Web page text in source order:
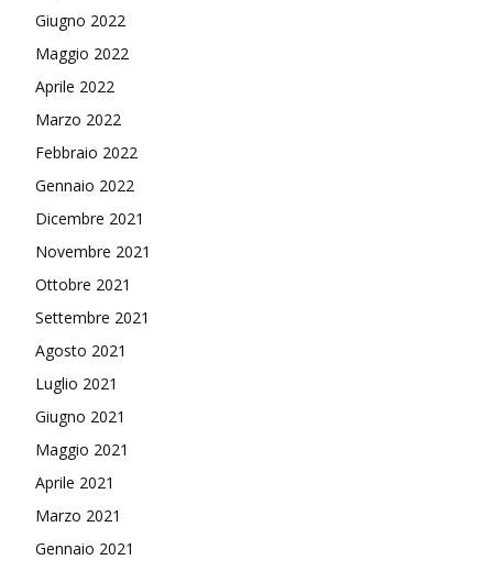
Giugno 2022
Maggio 2022
Aprile 2022
Marzo 2022
Febbraio 2022
Gennaio 2022
Dicembre 2021
Novembre 2021
Ottobre 2021
Settembre 2021
Agosto 2021
Luglio 2021
Giugno 2021
Maggio 2021
Aprile 2021
Marzo 2021
Gennaio 2021